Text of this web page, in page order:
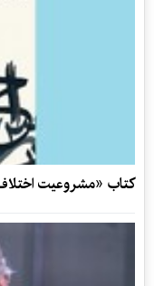
کتاب «مشروعیت